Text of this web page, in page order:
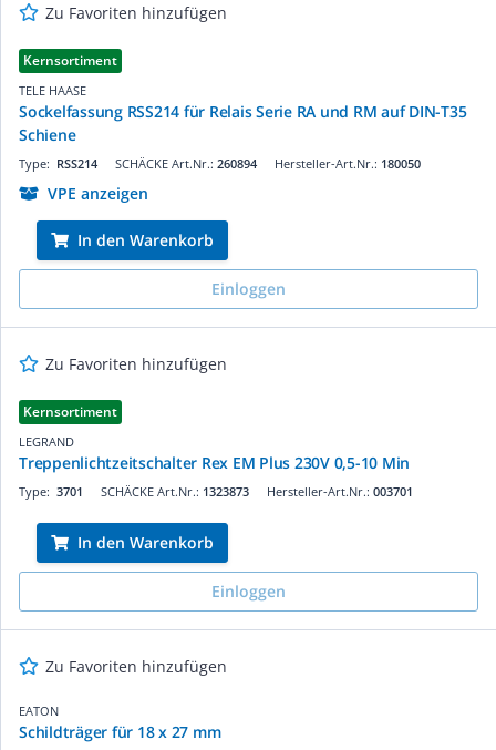
Zu Favoriten hinzufügen
Kernsortiment
TELE HAASE
Sockelfassung RSS214 für Relais Serie RA und RM auf DIN-T35
Schiene
SCHÄCKE Art.Nr.: 260894
Type: RSS214 Hersteller-Art.Nr.: 180050
VPE anzeigen
In den Warenkorb
Einloggen
Zu Favoriten hinzufügen
Kernsortiment
LEGRAND
Treppenlichtzeitschalter Rex EM Plus 230V 0,5-10 Min
SCHÄCKE Art.Nr.: 1323873
Type: 3701 Hersteller-Art.Nr.: 003701
In den Warenkorb
Einloggen
Zu Favoriten hinzufügen
EATON
Schildträger für 18 x 27 mm